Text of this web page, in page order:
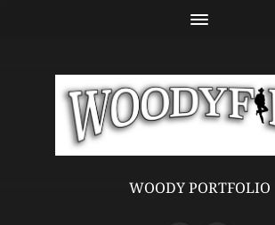
WOODY PORTFOLIO